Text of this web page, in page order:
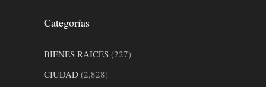
Categorías
BIENES RAICES (227)
CIUDAD (2,828)